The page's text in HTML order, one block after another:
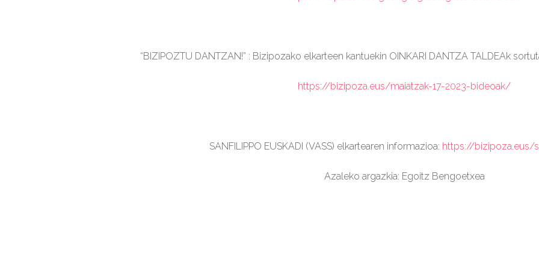
“BIZIPOZTU DANTZAN!” : Bizipozako elkarteen kantuekin OINKARI DANTZA TALDEAk
https://bizipoza.eus/maiatzak-17-2023-bideoak/
SANFILIPPO EUSKADI (VASS) elkartearen informazioa: https://bizipoza.eus/
Azaleko argazkia: Egoitz Bengoetxea